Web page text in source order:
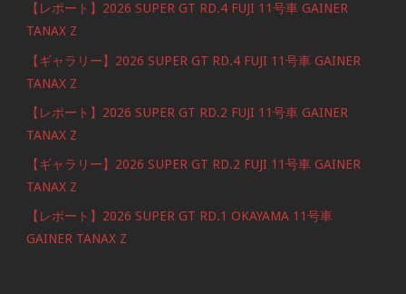
【レポート】2026 SUPER GT RD.4 FUJI 11号車 GAINER
TANAX Z
【ギャラリー】2026 SUPER GT RD.4 FUJI 11号車 GAINER
TANAX Z
【レポート】2026 SUPER GT RD.2 FUJI 11号車 GAINER
TANAX Z
【ギャラリー】2026 SUPER GT RD.2 FUJI 11号車 GAINER
TANAX Z
【レポート】2026 SUPER GT RD.1 OKAYAMA 11号車
GAINER TANAX Z